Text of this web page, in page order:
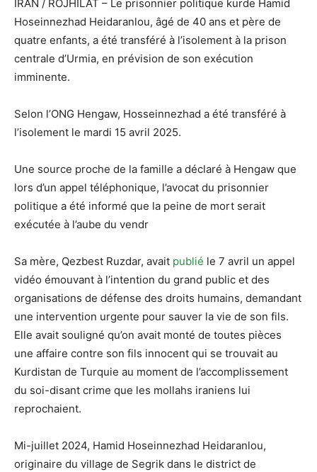
IRAN / ROJHILAT – Le prisonnier politique kurde Hamid
Hoseinnezhad Heidaranlou, âgé de 40 ans et père de
quatre enfants, a été transféré à l’isolement à la prison
centrale d’Urmia, en prévision de son exécution
imminente.
Selon l’ONG Hengaw, Hosseinnezhad a été transféré à
l’isolement le mardi 15 avril 2025.
Une source proche de la famille a déclaré à Hengaw que
lors d’un appel téléphonique, l’avocat du prisonnier
politique a été informé que la peine de mort serait
exécutée à l’aube du vendr
Sa mère, Qezbest Ruzdar, avait publié le 7 avril un appel
vidéo émouvant à l’intention du grand public et des
organisations de défense des droits humains, demandant
une intervention urgente pour sauver la vie de son fils.
Elle avait souligné qu’on avait monté de toutes pièces
une affaire contre son fils innocent qui se trouvait au
Kurdistan de Turquie au moment de l’accomplissement
du soi-disant crime que les mollahs iraniens lui
reprochaient.
Mi-juillet 2024, Hamid Hoseinnezhad Heidaranlou,
originaire du village de Segrik dans le district de